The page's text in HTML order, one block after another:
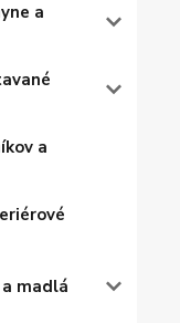
a
a
madlá